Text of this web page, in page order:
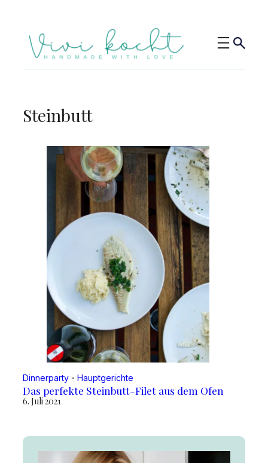
Steinbutt
Dinnerparty ・ Hauptgerichte
Das perfekte Steinbutt-Filet aus dem Ofen
6. Juli 2021